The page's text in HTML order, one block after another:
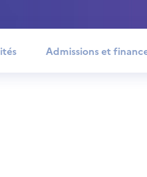
Admissions et